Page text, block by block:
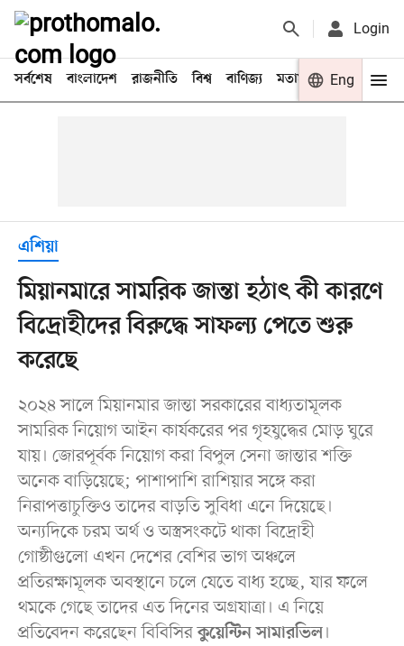
Login
সর্বশেষ বাংলাদেশ রাজনীতি বিশ্ব বাণিজ্য মতামত খেলা
Eng
এশিয়া
মিয়ানমারে সামরিক জান্তা হঠাৎ কী কারণে
বিদ্রোহীদের বিরুদ্ধে সাফল্য পেতে শুরু
করেছে
২০২৪ সালে মিয়ানমার জান্তা সরকারের বাধ্যতামূলক
সামরিক নিয়োগ আইন কার্যকরের পর গৃহযুদ্ধের মোড় ঘুরে
যায়। জোরপূর্বক নিয়োগ করা বিপুল সেনা জান্তার শক্তি
অনেক বাড়িয়েছে; পাশাপাশি রাশিয়ার সঙ্গে করা
নিরাপত্তাচুক্তিও তাদের বাড়তি সুবিধা এনে দিয়েছে।
অন্যদিকে চরম অর্থ ও অস্ত্রসংকটে থাকা বিদ্রোহী
গোষ্ঠীগুলো এখন দেশের বেশির ভাগ অঞ্চলে
প্রতিরক্ষামূলক অবস্থানে চলে যেতে বাধ্য হচ্ছে, যার ফলে
থমকে গেছে তাদের এত দিনের অগ্রযাত্রা। এ নিয়ে
প্রতিবেদন করেছেন বিবিসিরকুয়েন্টিন সামারভিল।